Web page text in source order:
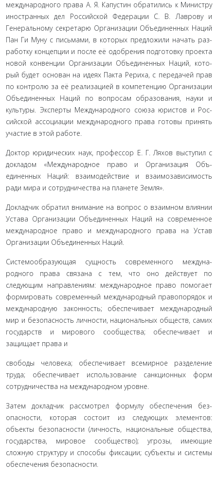
международного права А. Я. Капустин обратились к Мини­стру
иностранных дел Российской Федерации С. В. Лаврову и
Генеральному секретарю Организации Объединенных Наций
Пан Ги Муну с письмами, в которых предложили начать раз­
работку концепции и после её одобрения подготовку проекта
новой конвенции Организации Объединенных Наций, кото­
рый будет основан на идеях Пакта Рериха, с передачей прав
по контролю за её реализацией в компетенцию Организации
Объединенных Наций по вопросам образования, науки и
культуры. Эксперты Международного союза юристов и Рос­
сийской ассоциации международного права готовы принять
участие в этой работе.
Доктор юридических наук, профессор Е. Г. Ляхов высту­пил с
докладом «Международное право и Организация Объ­
единенных Наций: взаимодействие и взаимозависимость
ради мира и сотрудничества на планете Земля».
Докладчик обратил внимание на вопрос о взаимном вли­янии
Устава Организации Объединенных Наций на современ­ное
международное право и международного права на Устав
Организации Объединенных Наций.
Системообразующая сущность современного междуна­
родного права связана с тем, что оно действует по
следующим направлениям: международное право помогает
формировать современный международный правопорядок и
международ­ную законность; обеспечивает международный
мир и без­опасность личности, национальных обществ, самих
государств и мирового сообщества; обеспечивает и
защищает права и
свободы человека; обеспечивает всемирное разделение
труда; обеспечивает использование санкционных форм
сотрудниче­ства на международном уровне.
Затем докладчик рассмотрел формулу обеспечения без­
опасности, которая состоит из следующих элементов:
объекты безопасности (личность, национальные общества,
государства, мировое сообщество); угрозы, имеющие
сложную структуру и способы фиксации; субъекты и системы
обеспечения безопас­ности.